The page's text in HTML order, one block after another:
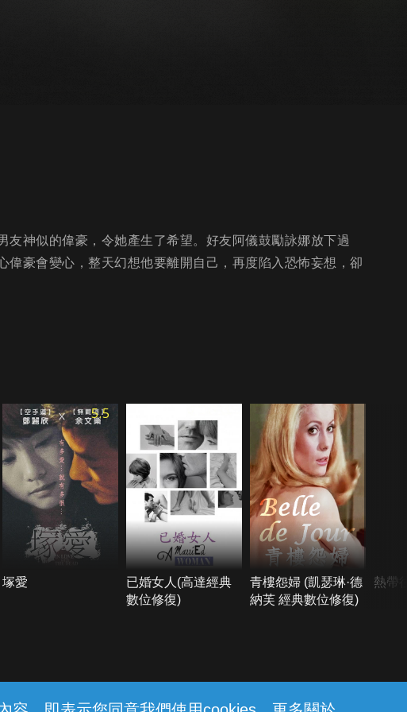
友神似的偉豪，令她產生了希望。好友阿儀鼓勵詠娜放下過
豪會變心，整天幻想他要離開自己，再度陷入恐怖妄想，卻
5.5
塚愛
已婚女人(高達經典
數位修復)
青樓怨婦 (凱瑟琳·德
納芙 經典數位修復)
熱帶